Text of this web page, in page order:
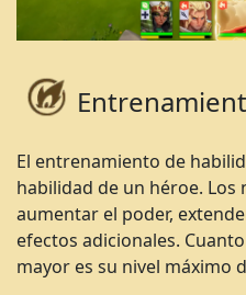
El entrenamiento de
habilidad de un héroe. Los
aumentar el poder,
efectos adicionales.
mayor es su nivel máximo